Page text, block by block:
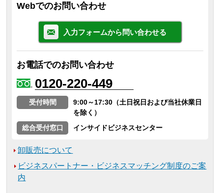
Webでのお問い合わせ
入力フォームから問い合わせる
お電話でのお問い合わせ
0120-220-449
受付時間
9:00～17:30（土日祝日および当社休業日
を除く）
総合受付窓口
インサイドビジネスセンター
卸販売について
ビジネスパートナー・ビジネスマッチング制度のご案
内